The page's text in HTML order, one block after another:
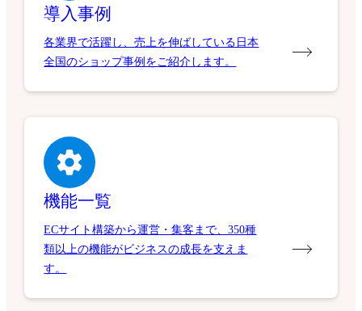
導入事例
各業界で活躍し、売上を伸ばしている日本
全国のショップ事例をご紹介します。
機能一覧
ECサイト構築から運営・集客まで、350種
類以上の機能がビジネスの成長を支えま
す。